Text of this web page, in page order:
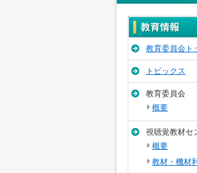
教育委員会ト
トピックス
教育委員会
概要
視聴覚教材セ
概要
教材・機材